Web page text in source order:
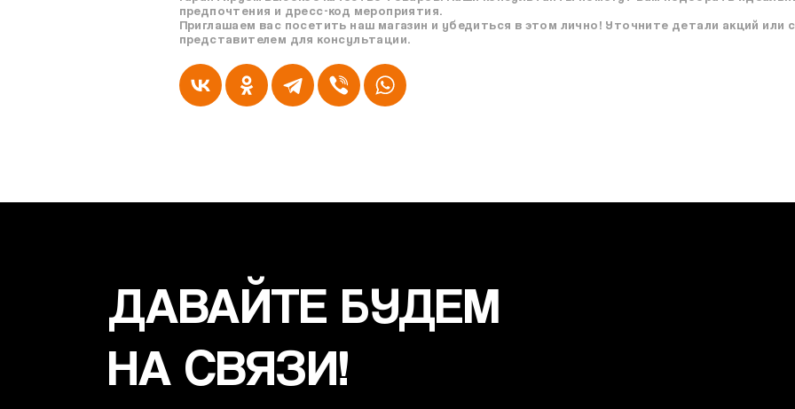
предпочтения и дресс-код мероприятия.
Приглашаем вас посетить наш магазин и убедиться в этом лично! Уточните детали акций или
представителем для консультации.
ДАВАЙТЕ БУДЕМ
НА СВЯЗИ!